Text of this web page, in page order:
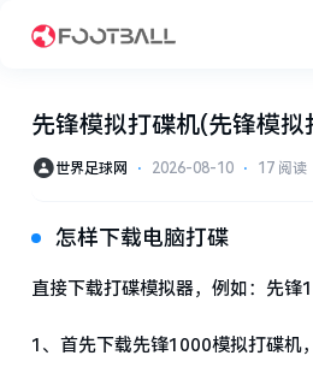
先锋模拟打碟机(先锋模
世界足球网 ⋅ 2026-08-10 ⋅ 17 阅读
怎样下载电脑打碟
直接下载打碟模拟器，例如：先锋
1、首先下载先锋1000模拟打碟机